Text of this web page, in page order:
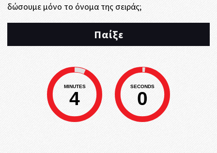
δώσουμε μόνο το όνομα της σειράς;
Παίξε
MINUTES
4
SECONDS
0